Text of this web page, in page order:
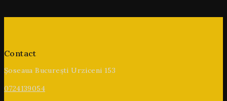
Contact
Șoseaua București Urziceni 153
0724139054